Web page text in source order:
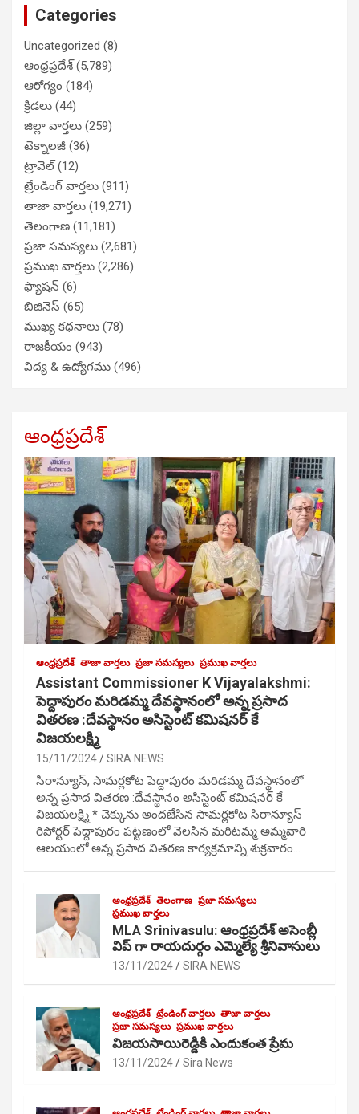
Categories
Uncategorized (8)
ఆంధ్రప్రదేశ్(5,789)
ఆరోగ్యం (184)
క్రీడలు (44)
జిల్లా వార్తలు (259)
టెక్నాలజీ (36)
ట్రావెల్(12)
ట్రేండింగ్ వార్తలు (911)
తాజా వార్తలు (19,271)
తెలంగాణ (11,181)
ప్రజా సమస్యలు (2,681)
ప్రముఖ వార్తలు (2,286)
ఫ్యాషన్ (6)
బిజినెస్ (65)
ముఖ్య కథనాలు (78)
రాజకీయం (943)
విద్య & ఉద్యోగము (496)
ఆంధ్రప్రదేశ్
ఆంధ్రప్రదేశ్ తాజా వార్తలు ప్రజా సమస్యలు ప్రముఖ వార్తలు
Assistant Commissioner K Vijayalakshmi:
పెద్దాపురం మరిడమ్మ దేవస్థానంలో అన్న ప్రసాద
వితరణ :దేవస్థానం అసిస్టెంట్ కమిషనర్ కే
విజయలక్ష్మి
15/11/2024 SIRA NEWS
సిరాన్యూస్, సామర్లకోట పెద్దాపురం మరిడమ్మ దేవస్థానంలో
అన్న ప్రసాద వితరణ :దేవస్థానం అసిస్టెంట్ కమిషనర్ కే
విజయలక్ష్మి * చెక్కును అందజేసిన సామర్లకోట సిరాన్యూస్
రిపోర్టర్ పెద్దాపురం పట్టణంలో వెలసిన మరిటమ్మ అమ్మవారి
ఆలయంలో అన్న ప్రసాద వితరణ కార్యక్రమాన్ని శుక్రవారం…
ఆంధ్రప్రదేశ్ తెలంగాణ ప్రజా సమస్యలు
ప్రముఖ వార్తలు
MLA Srinivasulu: ఆంధ్రప్రదేశ్ అసెంబ్లీ
విప్ గా రాయదుర్గం ఎమ్మెల్యే శ్రీనివాసులు
13/11/2024 SIRA NEWS
ఆంధ్రప్రదేశ్ ట్రేండింగ్ వార్తలు తాజా వార్తలు
ప్రజా సమస్యలు ప్రముఖ వార్తలు
విజయసాయిరెడ్డికి ఎందుకంత ప్రేమ
13/11/2024 Sira News